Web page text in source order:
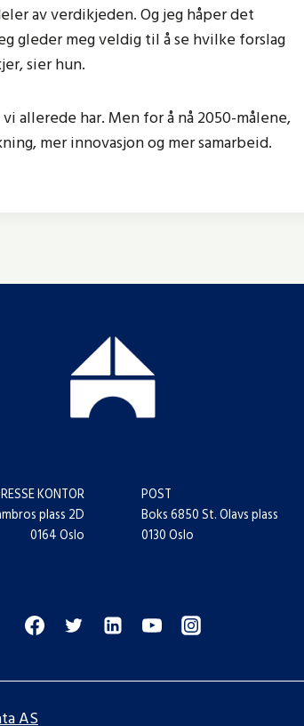
av verdikjeden. Og jeg håper det
gleder meg veldig til å se hvilke forslag
sier hun.
allerede har. Men for å nå 2050-målene,
mer innovasjon og mer samarbeid.
KONTOR
plass 2D
0164 Oslo
POST
Boks 6850 St. Olavs plass
0130 Oslo
AS